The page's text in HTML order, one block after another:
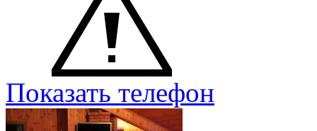
Показать телефон